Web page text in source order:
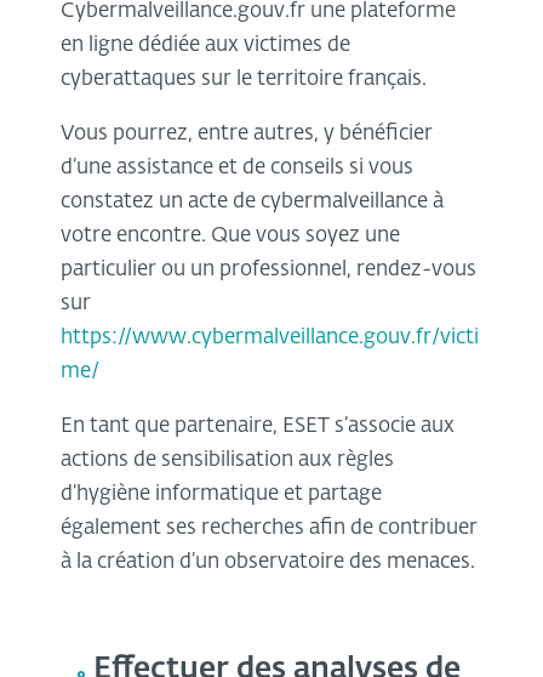
Cybermalveillance.gouv.fr une plateforme
en ligne dédiée aux victimes de
cyberattaques sur le territoire français.
Vous pourrez, entre autres, y bénéficier
d’une assistance et de conseils si vous
constatez un acte de cybermalveillance à
votre encontre. Que vous soyez une
particulier ou un professionnel, rendez-vous
sur
https://www.cybermalveillance.gouv.fr/victi
me/
En tant que partenaire, ESET s’associe aux
actions de sensibilisation aux règles
d’hygiène informatique et partage
également ses recherches afin de contribuer
à la création d’un observatoire des menaces.
Effectuer des analyses de